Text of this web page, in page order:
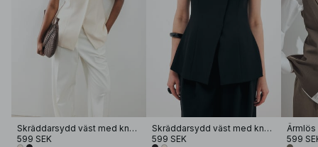
Skräddarsydd väst med knappar
599 SEK
Skräddarsydd väst med knappar
599 SEK
599